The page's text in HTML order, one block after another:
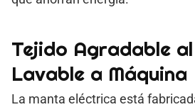
Tejido Agradable
Lavable a Máquina
La manta eléctrica está